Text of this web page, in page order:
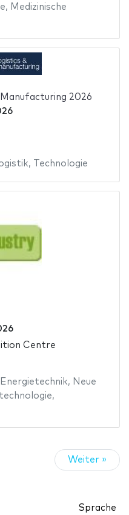
, Medizinische
2026
, Technologie
Centre
Energietechnik, Neue
,
Weiter »
Sprache